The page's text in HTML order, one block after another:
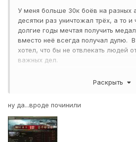
У меня больше 30к боёв на разных
десятки раз уничтожал трёх, а то и
долгие годы мечтая получить
вместо неё всегда получал дулю. В
хотел, что бы не отвлекать людей
важных дел.
КТТС, патчноуты читаю очень
Неужели починили наконец? Когда?
Раскрыть
ну да...вроде починили